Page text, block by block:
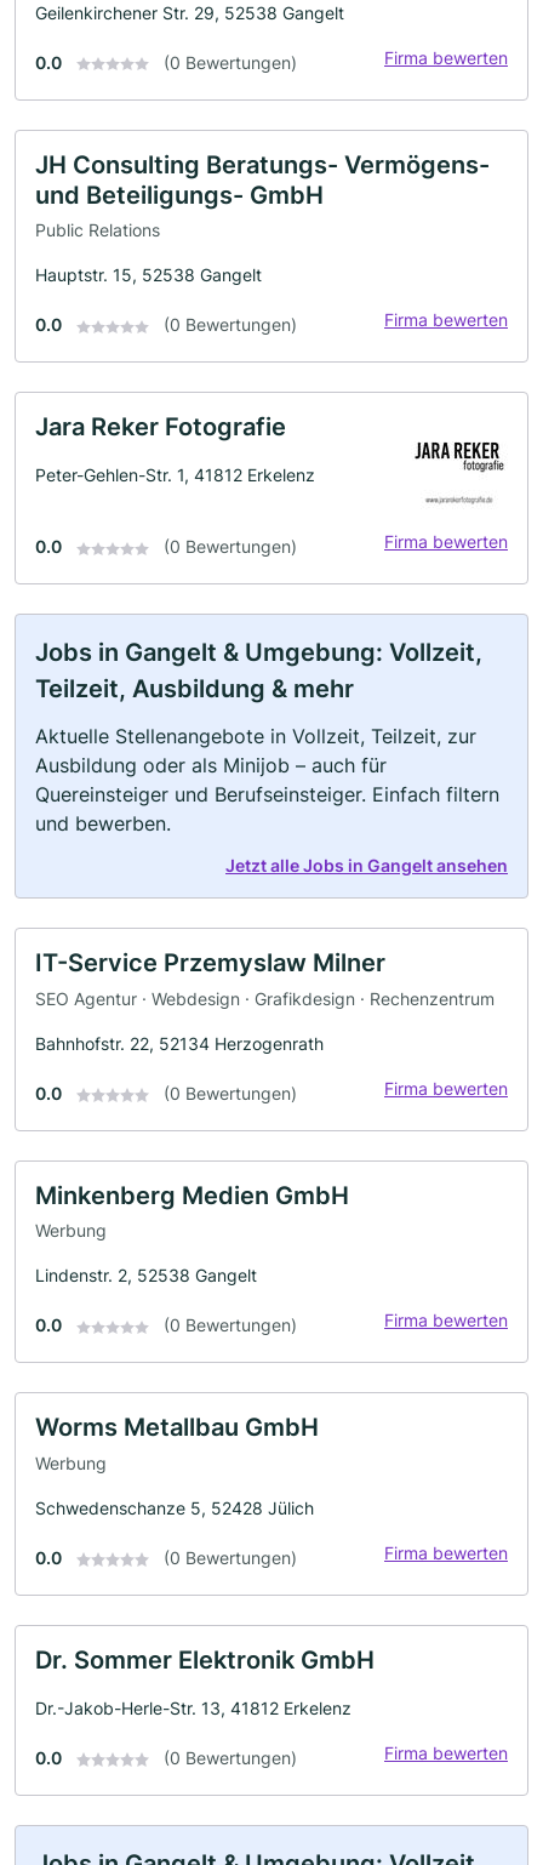
Geilenkirchener Str. 29, 52538 Gangelt
0.0 (0 Bewertungen) Firma bewerten
JH Consulting Beratungs- Vermögens-
und Beteiligungs- GmbH
Public Relations
Hauptstr. 15, 52538 Gangelt
0.0 (0 Bewertungen) Firma bewerten
Jara Reker Fotografie
Peter-Gehlen-Str. 1, 41812 Erkelenz
0.0 (0 Bewertungen) Firma bewerten
Jobs in Gangelt & Umgebung: Vollzeit,
Teilzeit, Ausbildung & mehr
Aktuelle Stellenangebote in Vollzeit, Teilzeit, zur
Ausbildung oder als Minijob – auch für
Quereinsteiger und Berufseinsteiger. Einfach filtern
und bewerben.
Jetzt alle Jobs in Gangelt ansehen
IT-Service Przemyslaw Milner
SEO Agentur · Webdesign · Grafikdesign · Rechenzentrum
Bahnhofstr. 22, 52134 Herzogenrath
0.0 (0 Bewertungen) Firma bewerten
Minkenberg Medien GmbH
Werbung
Lindenstr. 2, 52538 Gangelt
0.0 (0 Bewertungen) Firma bewerten
Worms Metallbau GmbH
Werbung
Schwedenschanze 5, 52428 Jülich
0.0 (0 Bewertungen) Firma bewerten
Dr. Sommer Elektronik GmbH
Dr.-Jakob-Herle-Str. 13, 41812 Erkelenz
0.0 (0 Bewertungen) Firma bewerten